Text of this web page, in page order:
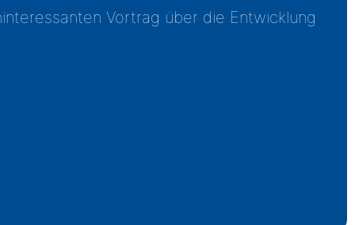
Vortrag über die Entwicklung